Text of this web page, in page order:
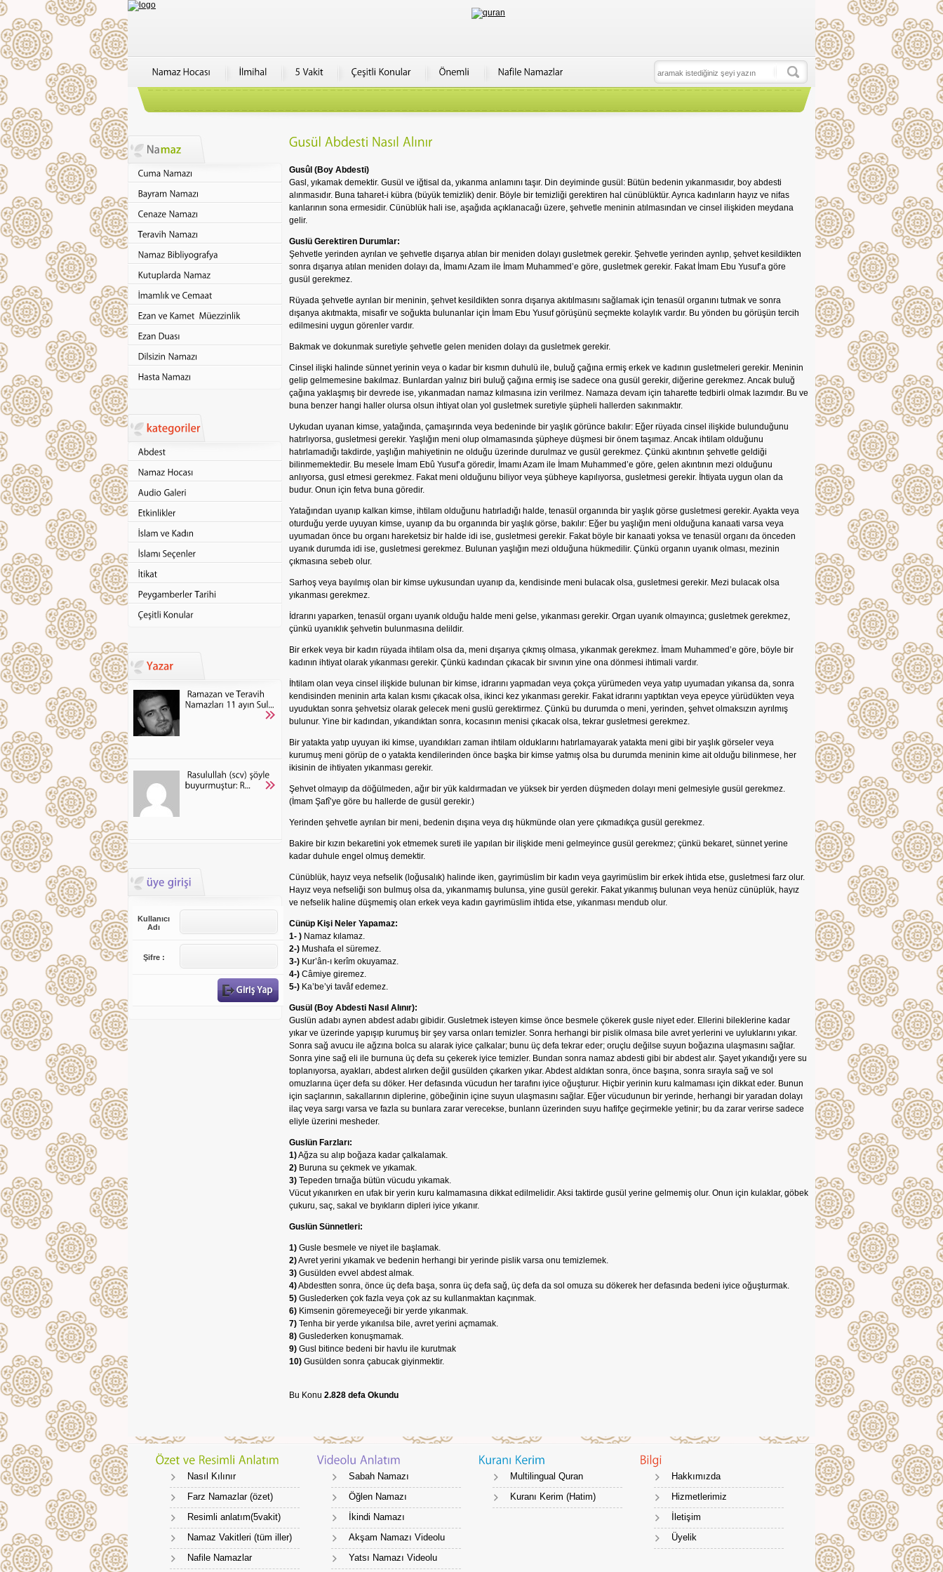
Kullanıcı
Adı
Şifre :
Gusûl (Boy Abdesti)
Gasl, yıkamak demektir. Gusül ve iğtisal da, yıkanma anlamını taşır. Din deyiminde gusül: Bütün bedenin yıkanmasıdır, boy abdesti
alınmasıdır. Buna taharet-i kübra (büyük temizlik) denir. Böyle bir temizliği gerektiren hal cünüblüktür. Ayrıca kadınların hayız ve nifas
kanlarının sona ermesidir. Cünüblük hali ise, aşağıda açıklanacağı üzere, şehvetle meninin atılmasından ve cinsel ilişkiden meydana
gelir.
Guslü Gerektiren Durumlar:
Şehvetle yerinden ayrılan ve şehvetle dışarıya atılan bir meniden dolayı gusletmek gerekir. Şehvetle yerinden aynlıp, şehvet kesildikten
sonra dışarıya atılan meniden dolayı da, İmamı Azam ile İmam Muhammed’e göre, gusletmek gerekir. Fakat İmam Ebu Yusuf’a göre
gusül gerekmez.
Rüyada şehvetle ayrılan bir meninin, şehvet kesildikten sonra dışarıya akıtılmasını sağlamak için tenasül organını tutmak ve sonra
dışanya akıtmakta, misafir ve soğukta bulunanlar için İmam Ebu Yusuf görüşünü seçmekte kolaylık vardır. Bu yönden bu görüşün tercih
edilmesini uygun görenler vardır.
Bakmak ve dokunmak suretiyle şehvetle gelen meniden dolayı da gusletmek gerekir.
Cinsel ilişki halinde sünnet yerinin veya o kadar bir kısmın duhulü ile, buluğ çağına ermiş erkek ve kadının gusletmeleri gerekir. Meninin
gelip gelmemesine bakılmaz. Bunlardan yalnız biri buluğ çağına ermiş ise sadece ona gusül gerekir, diğerine gerekmez. Ancak buluğ
çağına yaklaşmış bir devrede ise, yıkanmadan namaz kılmasına izin verilmez. Namaza devam için taharette tedbirli olmak lazımdır. Bu ve
buna benzer hangi haller olursa olsun ihtiyat olan yol gusletmek suretiyle şüpheli hallerden sakınmaktır.
Uykudan uyanan kimse, yatağında, çamaşırında veya bedeninde bir yaşlık görünce bakılır: Eğer rüyada cinsel ilişkide bulunduğunu
hatırlıyorsa, gusletmesi gerekir. Yaşlığın meni olup olmamasında şüpheye düşmesi bir önem taşımaz. Ancak ihtilam olduğunu
hatırlamadığı takdirde, yaşlığın mahiyetinin ne olduğu üzerinde durulmaz ve gusül gerekmez. Çünkü akıntının şehvetle geldiği
bilinmemektedir. Bu mesele İmam Ebû Yusuf’a göredir, İmamı Azam ile İmam Muhammed’e göre, gelen akıntının mezi olduğunu
anlıyorsa, gusl etmesi gerekmez. Fakat meni olduğunu biliyor veya şübheye kapılıyorsa, gusletmesi gerekir. İhtiyata uygun olan da
budur. Onun için fetva buna göredir.
Yatağından uyanıp kalkan kimse, ihtilam olduğunu hatırladığı halde, tenasül organında bir yaşlık görse gusletmesi gerekir. Ayakta veya
oturduğu yerde uyuyan kimse, uyanıp da bu organında bir yaşlık görse, bakılır: Eğer bu yaşlığın meni olduğuna kanaati varsa veya
uyumadan önce bu organı hareketsiz bir halde idi ise, gusletmesi gerekir. Fakat böyle bir kanaati yoksa ve tenasül organı da önceden
uyanık durumda idi ise, gusletmesi gerekmez. Bulunan yaşlığın mezi olduğuna hükmedilir. Çünkü organın uyanık olması, mezinin
çıkmasına sebeb olur.
Sarhoş veya bayılmış olan bir kimse uykusundan uyanıp da, kendisinde meni bulacak olsa, gusletmesi gerekir. Mezi bulacak olsa
yıkanması gerekmez.
İdrarını yaparken, tenasül organı uyanık olduğu halde meni gelse, yıkanması gerekir. Organ uyanık olmayınca; gusletmek gerekmez,
çünkü uyanıklık şehvetin bulunmasına delildir.
Bir erkek veya bir kadın rüyada ihtilam olsa da, meni dışarıya çıkmış olmasa, yıkanmak gerekmez. İmam Muhammed’e göre, böyle bir
kadının ihtiyat olarak yıkanması gerekir. Çünkü kadından çıkacak bir sıvının yine ona dönmesi ihtimali vardır.
İhtilam olan veya cinsel ilişkide bulunan bir kimse, idrarını yapmadan veya çokça yürümeden veya yatıp uyumadan yıkansa da, sonra
kendisinden meninin arta kalan kısmı çıkacak olsa, ikinci kez yıkanması gerekir. Fakat idrarını yaptıktan veya epeyce yürüdükten veya
uyuduktan sonra şehvetsiz olarak gelecek meni guslü gerektirmez. Çünkü bu durumda o meni, yerinden, şehvet olmaksızın ayrılmış
bulunur. Yine bir kadından, yıkandıktan sonra, kocasının menisi çıkacak olsa, tekrar gusletmesi gerekmez.
Bir yatakta yatıp uyuyan iki kimse, uyandıkları zaman ihtilam olduklarını hatırlamayarak yatakta meni gibi bir yaşlık görseler veya
kurumuş meni görüp de o yatakta kendilerinden önce başka bir kimse yatmış olsa bu durumda meninin kime ait olduğu bilinmese, her
ikisinin de ihtiyaten yıkanması gerekir.
Şehvet olmayıp da döğülmeden, ağır bir yük kaldırmadan ve yüksek bir yerden düşmeden dolayı meni gelmesiyle gusül gerekmez.
(İmam Şafî’ye göre bu hallerde de gusül gerekir.)
Yerinden şehvetle ayrılan bir meni, bedenin dışına veya dış hükmünde olan yere çıkmadıkça gusül gerekmez.
Bakire bir kızın bekaretini yok etmemek sureti ile yapılan bir ilişkide meni gelmeyince gusül gerekmez; çünkü bekaret, sünnet yerine
kadar duhule engel olmuş demektir.
Cünüblük, hayız veya nefselik (loğusalık) halinde iken, gayrimüslim bir kadın veya gayrimüslim bir erkek ihtida etse, gusletmesi farz olur.
Hayız veya nefseliği son bulmuş olsa da, yıkanmamış bulunsa, yine gusül gerekir. Fakat yıkanmış bulunan veya henüz cünüplük, hayız
ve nefselik haline düşmemiş olan erkek veya kadın gayrimüslim ihtida etse, yıkanması mendub olur.
Cünüp Kişi Neler Yapamaz:
1- ) Namaz kılamaz.
2-) Mushafa el süremez.
3-) Kur’ân-ı kerîm okuyamaz.
4-) Câmiye giremez.
5-) Ka’be’yi tavâf edemez.
Gusül (Boy Abdesti Nasıl Alınır):
Guslün adabı aynen abdest adabı gibidir. Gusletmek isteyen kimse önce besmele çökerek gusle niyet eder. Ellerini bileklerine kadar
yıkar ve üzerinde yapışıp kurumuş bir şey varsa onları temizler. Sonra herhangi bir pislik olmasa bile avret yerlerini ve uyluklarını yıkar.
Sonra sağ avucu ile ağzına bolca su alarak iyice çalkalar; bunu üç defa tekrar eder; oruçlu değilse suyun boğazına ulaşmasını sağlar.
Sonra yine sağ eli ile burnuna üç defa su çekerek iyice temizler. Bundan sonra namaz abdesti gibi bir abdest alır. Şayet yıkandığı yere su
toplanıyorsa, ayakları, abdest alırken değil gusülden çıkarken yıkar. Abdest aldıktan sonra, önce başına, sonra sırayla sağ ve sol
omuzlarına üçer defa su döker. Her defasında vücudun her tarafını iyice oğuşturur. Hiçbir yerinin kuru kalmaması için dikkat eder. Bunun
için saçlarının, sakallarının diplerine, göbeğinin içine suyun ulaşmasını sağlar. Eğer vücudunun bir yerinde, herhangi bir yaradan dolayı
ilaç veya sargı varsa ve fazla su bunlara zarar verecekse, bunlann üzerinden suyu hafifçe geçirmekle yetinir; bu da zarar verirse sadece
eliyle üzerini mesheder.
Guslün Farzları:
1)Ağza su alıp boğaza kadar çalkalamak.
2) Buruna su çekmek ve yıkamak.
3) Tepeden tırnağa bütün vücudu yıkamak.
Vücut yıkanırken en ufak bir yerin kuru kalmamasına dikkat edilmelidir. Aksi taktirde gusül yerine gelmemiş olur. Onun için kulaklar, göbek
çukuru, saç, sakal ve bıyıkların dipleri iyice yıkanır.
Guslün Sünnetleri:
1) Gusle besmele ve niyet ile başlamak.
2)Avret yerini yıkamak ve bedenin herhangi bir yerinde pislik varsa onu temizlemek.
3) Gusülden evvel abdest almak.
4)Abdestten sonra, önce üç defa başa, sonra üç defa sağ, üç defa da sol omuza su dökerek her defasında bedeni iyice oğuşturmak.
5) Guslederken çok fazla veya çok az su kullanmaktan kaçınmak.
6) Kimsenin göremeyeceği bir yerde yıkanmak.
7) Tenha bir yerde yıkanılsa bile, avret yerini açmamak.
8) Guslederken konuşmamak.
9) Gusl bitince bedeni bir havlu ile kurutmak
10) Gusülden sonra çabucak giyinmektir.
Bu Konu 2.828 defa Okundu
Nasıl Kılınır
Farz Namazlar (özet)
Resimli anlatım(5vakit)
Namaz Vakitleri (tüm iller)
Nafile Namazlar
Sabah Namazı
Öğlen Namazı
İkindi Namazı
Akşam Namazı Videolu
Yatsı Namazı Videolu
Multilingual Quran
Kuranı Kerim (Hatim)
Hakkımızda
Hizmetlerimiz
İletişim
Üyelik